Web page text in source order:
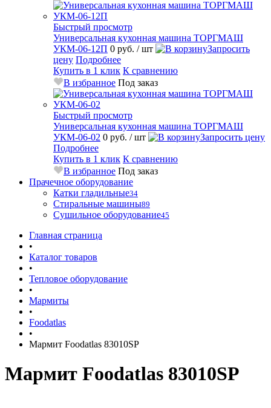
Быстрый просмотр
Универсальная кухонная машина ТОРГМАШ
УКМ-06-12П 0 руб. / шт
Запросить
цену Подробнее
Купить в 1 клик К сравнению
В избранное Под заказ
Быстрый просмотр
Универсальная кухонная машина ТОРГМАШ
УКМ-06-02 0 руб. / шт
Запросить цену
Подробнее
Купить в 1 клик К сравнению
В избранное Под заказ
Прачечное оборудование
Катки гладильные34
Стиральные машины89
Сушильное оборудование45
Главная страница
•
Каталог товаров
•
Тепловое оборудование
•
Мармиты
•
Foodatlas
•
Мармит Foodatlas 83010SP
Мармит Foodatlas 83010SP